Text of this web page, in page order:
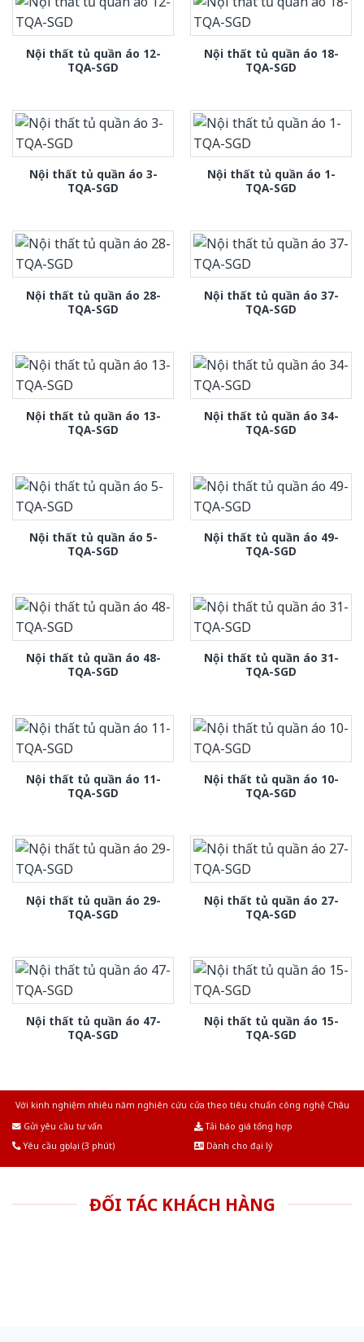
Nội thất tủ quần áo 12-
TQA-SGD
Nội thất tủ quần áo 18-
TQA-SGD
Nội thất tủ quần áo 3-
TQA-SGD
Nội thất tủ quần áo 1-
TQA-SGD
Nội thất tủ quần áo 28-
TQA-SGD
Nội thất tủ quần áo 37-
TQA-SGD
Nội thất tủ quần áo 13-
TQA-SGD
Nội thất tủ quần áo 34-
TQA-SGD
Nội thất tủ quần áo 5-
TQA-SGD
Nội thất tủ quần áo 49-
TQA-SGD
Nội thất tủ quần áo 48-
TQA-SGD
Nội thất tủ quần áo 31-
TQA-SGD
Nội thất tủ quần áo 11-
TQA-SGD
Nội thất tủ quần áo 10-
TQA-SGD
Nội thất tủ quần áo 29-
TQA-SGD
Nội thất tủ quần áo 27-
TQA-SGD
Nội thất tủ quần áo 47-
TQA-SGD
Nội thất tủ quần áo 15-
TQA-SGD
Với kinh nghiệm nhiêu năm nghiên cứu cửa theo tiêu chuẩn công nghệ Châu
Gửi yêu cầu tư vấn
Tải báo giá tổng hợp
Yêu cầu gọi lại (3 phút)
Dành cho đại lý
ĐỐI TÁC KHÁCH HÀNG